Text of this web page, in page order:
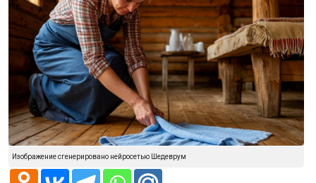
Изображение сгенерировано нейросетью Шедеврум